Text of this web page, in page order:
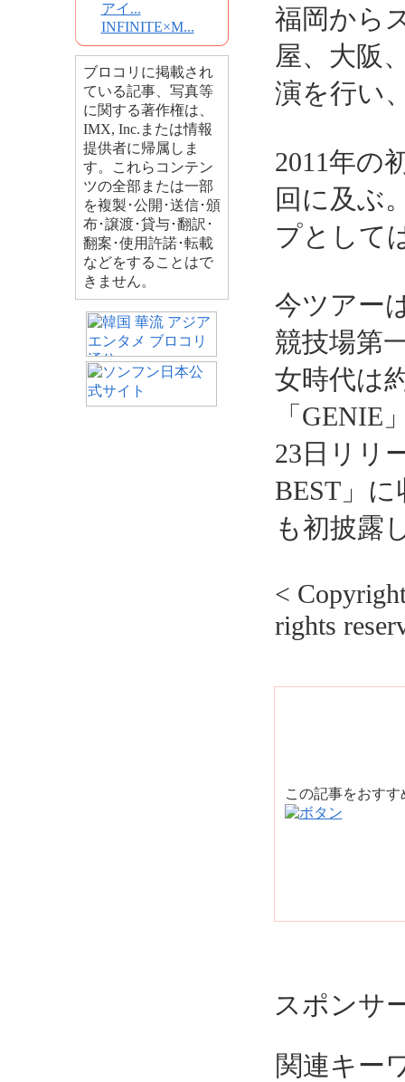
アイ...
INFINITE×M...
ブロコリに掲載され
ている記事、写真等
に関する著作権は、
IMX, Inc.または情報
提供者に帰属しま
す。これらコンテン
ツの全部または一部
を複製･公開･送信･頒
布･譲渡･貸与･翻訳･
翻案･使用許諾･転載
などをすることはで
きません。
福岡から
屋、大阪
演を行い
2011年の
回に及ぶ
プとして
今ツアー
競技場第
女時代は
「
23日リリ
BEST」
も初披露
<
rights
この記事をおす
スポンサ
関連キー